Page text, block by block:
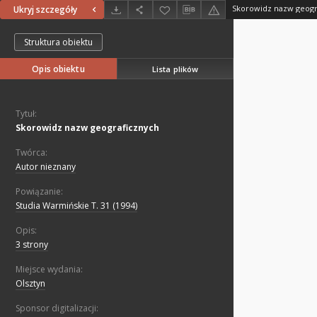
Ukryj szczegóły Skorowidz nazw
Struktura obiektu
Opis obiektu Lista plików
Tytuł:
Skorowidz nazw geograficznych
Twórca:
Autor nieznany
Powiązanie:
Studia Warmińskie T. 31 (1994)
Opis:
3 strony
Miejsce wydania:
Olsztyn
Sponsor digitalizacji: